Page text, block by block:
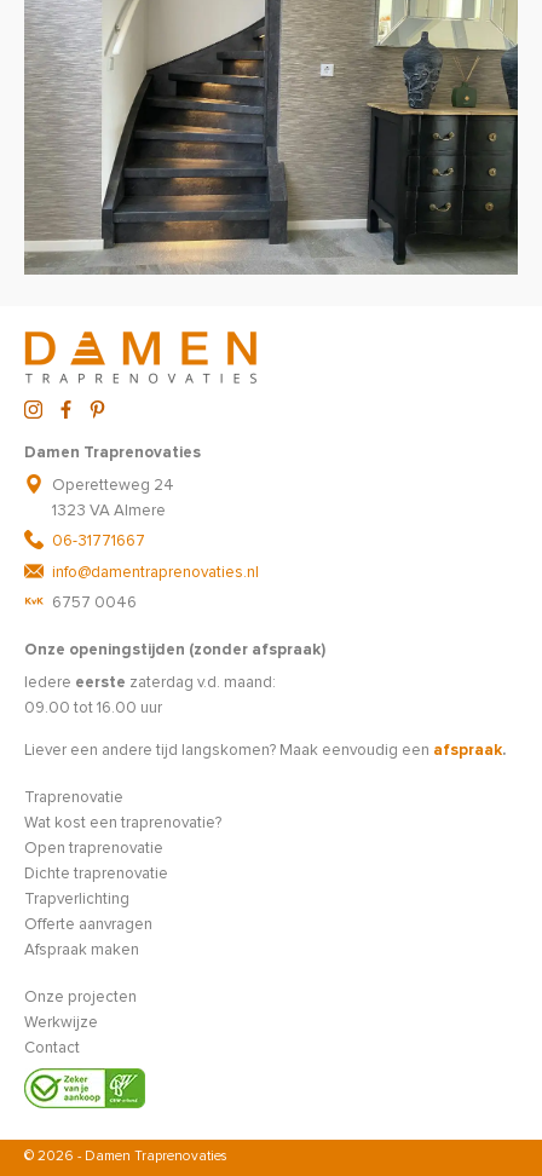
Damen Traprenovaties
Operetteweg 24
1323 VA Almere
06-31771667
info@damentraprenovaties.nl
6757 0046
Onze openingstijden (zonder afspraak)
Iedere eerste zaterdag v.d. maand:
09.00 tot 16.00 uur
Liever een andere tijd langskomen? Maak eenvoudig een afspraak.
Traprenovatie
Wat kost een traprenovatie?
Open traprenovatie
Dichte traprenovatie
Trapverlichting
Offerte aanvragen
Afspraak maken
Onze projecten
Werkwijze
Contact
© 2026 - Damen Traprenovaties